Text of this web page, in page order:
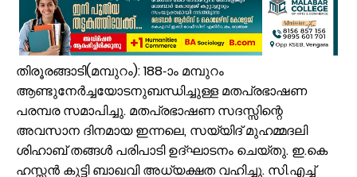
പാണക്കാട്ട് മണ്ണിടിച്ചിൽ; അനധികൃത പാറ പൊട്ടിക്കലാണ്
തിരൂരങ്ങാടി(മമ്പുറം): 188-ാം മമ്പുറം
ആണ്ടുനേര്‍ച്ചയോടനുബന്ധിച്ചുള്ള മതപ്രഭാഷണ
പരമ്പര സമാപിച്ചു. മതപ്രഭാഷണ സദസ്സിന്റെ
അവസാന ദിനമായ ഇന്നലെ, സയ്യിദ് മുഹമ്മദലി
ശിഹാബ് തങ്ങള്‍ പരിപാടി ഉദ്ഘാടനം ചെയ്തു. ഇ.കെ
ഹസ്സന്‍ കുട്ടി ബാഖവി അധ്യക്ഷത വഹിച്ചു. സി.എച്ച്